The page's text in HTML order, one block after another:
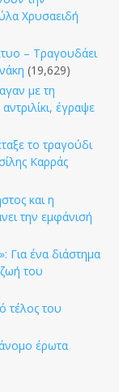
Χρυσαειδή
– Τραγουδάει
(19,629)
με τη
έγραψε
το τραγούδι
Καρράς
και η
την εμφάνισή
Για ένα διάστημα
του
τέλος του
έρωτα